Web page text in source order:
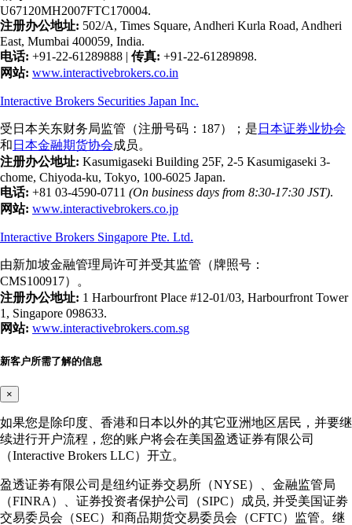
U67120MH2007FTC170004.
注册办公地址: 502/A, Times Square, Andheri Kurla Road, Andheri
East, Mumbai 400059, India.
电话: +91-22-61289888 | 传真: +91-22-61289898.
网站: www.interactivebrokers.co.in
Interactive Brokers Securities Japan Inc.
受日本关东财务局监管（注册号码：187）；是 日本证券业协会
和 日本金融期货协会成员。
注册办公地址: Kasumigaseki Building 25F, 2-5 Kasumigaseki 3-
chome, Chiyoda-ku, Tokyo, 100-6025 Japan.
电话: +81 03-4590-0711 (On business days from 8:30-17:30 JST).
网站: www.interactivebrokers.co.jp
Interactive Brokers Singapore Pte. Ltd.
由新加坡金融管理局许可并受其监管（牌照号：
CMS100917）。
注册办公地址: 1 Harbourfront Place #12-01/03, Harbourfront Tower
1, Singapore 098633.
网站: www.interactivebrokers.com.sg
新客户所需了解的信息
×
如果您是除印度、香港和日本以外的其它亚洲地区居民，并要继
续进行开户流程，您的账户将会在美国盈透证券有限公司
（Interactive Brokers LLC）开立。
盈透证劵有限公司是纽约证券交易所（NYSE）、金融监管局
（FINRA）、证券投资者保护公司（SIPC）成员, 并受美国证劵
交易委员会（SEC）和商品期货交易委员会（CFTC）监管。继